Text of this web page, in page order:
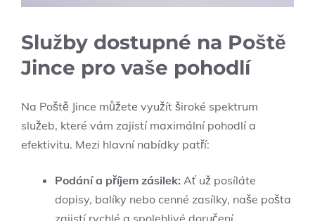
Služby dostupné na Poště
Jince pro vaše pohodlí
Na Poště Jince můžete využít široké spektrum
služeb, které vám zajistí maximální pohodlí a
efektivitu. Mezi hlavní nabídky patří:
Podání a příjem zásilek: Ať už posíláte
dopisy, balíky nebo cenné zasílky, naše pošta